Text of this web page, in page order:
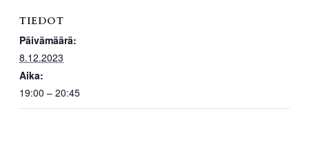
TIEDOT
Päivämäärä:
8.12.2023
Aika:
19:00 – 20:45